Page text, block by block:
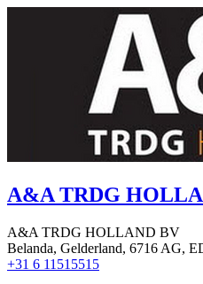
A&A TRDG
A&A TRDG HOLLAND BV
Belanda, Gelderland, 6716 AG,
+31 6 11515515